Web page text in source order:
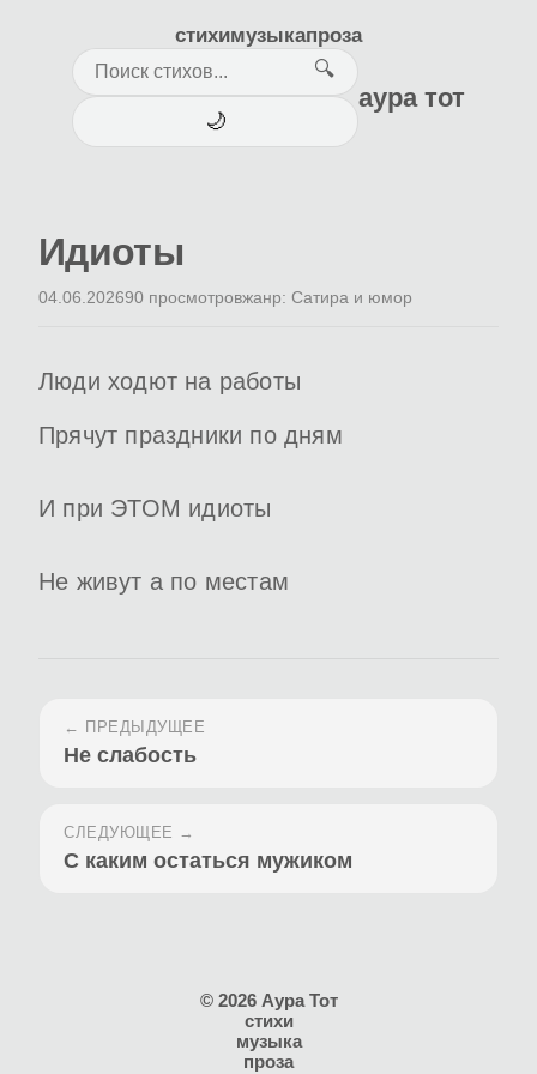
стихимузыкапроза
🔍
🌙
аура тот
Идиоты
04.06.202690 просмотровжанр: Сатира и юмор
Люди ходют на работы
Прячут праздники по дням
И при ЭТОМ идиоты
Не живут а по местам
← ПРЕДЫДУЩЕЕ
Не слабость
СЛЕДУЮЩЕЕ →
С каким остаться мужиком
© 2026 Аура Тот
стихи
музыка
проза